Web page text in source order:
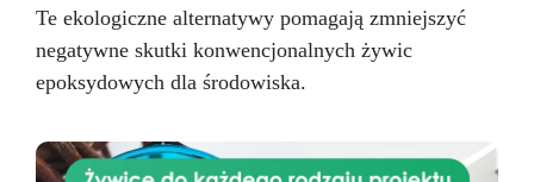
Te ekologiczne alternatywy pomagają zmniejszyć
negatywne skutki konwencjonalnych żywic
epoksydowych dla środowiska.